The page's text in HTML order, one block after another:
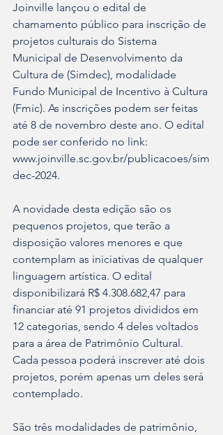
Joinville lançou o edital de
chamamento público para inscrição de
projetos culturais do Sistema
Municipal de Desenvolvimento da
Cultura de (Simdec), modalidade
Fundo Municipal de Incentivo à Cultura
(Fmic). As inscrições podem ser feitas
até 8 de novembro deste ano. O edital
pode ser conferido no link:
www.joinville.sc.gov.br/publicacoes/sim
dec-2024.
A novidade desta edição são os
pequenos projetos, que terão a
disposição valores menores e que
contemplam as iniciativas de qualquer
linguagem artística. O edital
disponibilizará R$ 4.308.682,47 para
financiar até 91 projetos divididos em
12 categorias, sendo 4 deles voltados
para a área de Patrimônio Cultural.
Cada pessoa poderá inscrever até dois
projetos, porém apenas um deles será
contemplado.
São três modalidades de patrimônio,